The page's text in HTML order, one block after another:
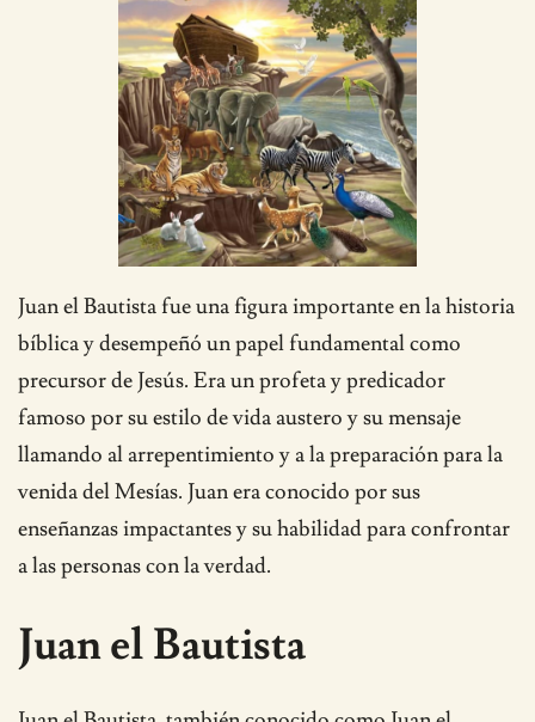
Juan el Bautista fue una figura importante en la historia
bíblica y desempeñó un papel fundamental como
precursor de Jesús. Era un profeta y predicador
famoso por su estilo de vida austero y su mensaje
llamando al arrepentimiento y a la preparación para la
venida del Mesías. Juan era conocido por sus
enseñanzas impactantes y su habilidad para confrontar
a las personas con la verdad.
Juan el Bautista